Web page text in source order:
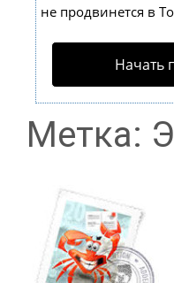
не продвинется в
Начать
Метка: